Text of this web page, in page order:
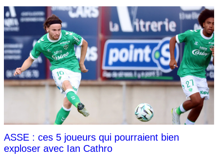
ASSE : ces 5 joueurs qui pourraient bien
exploser avec Ian Cathro